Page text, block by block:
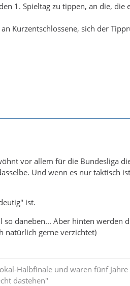
1. Spieltag zu tippen, an die, die
Kurzentschlossene, sich der
vor allem für die Bundesliga
Und wenn es nur taktisch
ist.
so daneben... Aber hinten werden
natürlich gerne verzichtet)
Halbfinale und waren fünf
dastehen"